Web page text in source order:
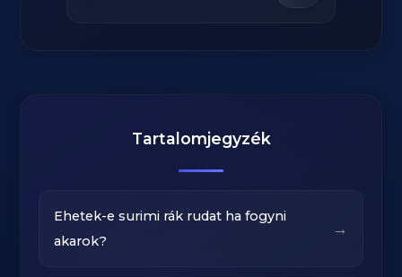
Tartalomjegyzék
Ehetek-e surimi rák rudat ha fogyni
akarok?
→